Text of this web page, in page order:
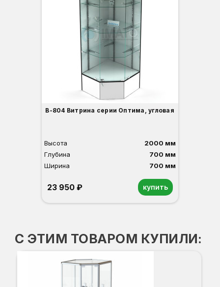
В-804 Витрина серии Оптима, угловая
Высота
2000 мм
Глубина
700 мм
Ширина
700 мм
23 950 ₽ купить
С ЭТИМ ТОВАРОМ КУПИЛИ: